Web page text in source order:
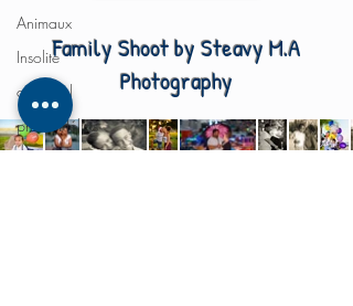
Animaux
Insolite
carnaval
photo Hélios
Family Shoot by Steavy M.A
Photography